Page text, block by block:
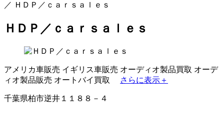
／ ＨＤＰ／ｃａｒｓａｌｅｓ
ＨＤＰ／ｃａｒｓａｌｅｓ
アメリカ車販売 イギリス車販売 オーディオ製品買取 オーデ
ィオ製品販売 オートバイ買取 さらに表示＋
千葉県柏市逆井１１８８－４